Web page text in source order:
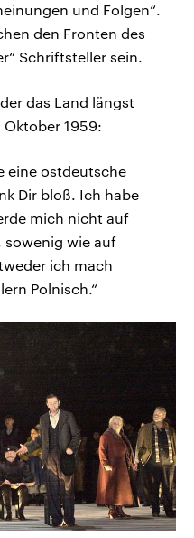
und Folgen“.
den Fronten des
Schriftsteller sein.
das Land längst
1959:
eine ostdeutsche
Dir bloß. Ich habe
mich nicht auf
sowenig wie auf
ich mach
Polnisch.“